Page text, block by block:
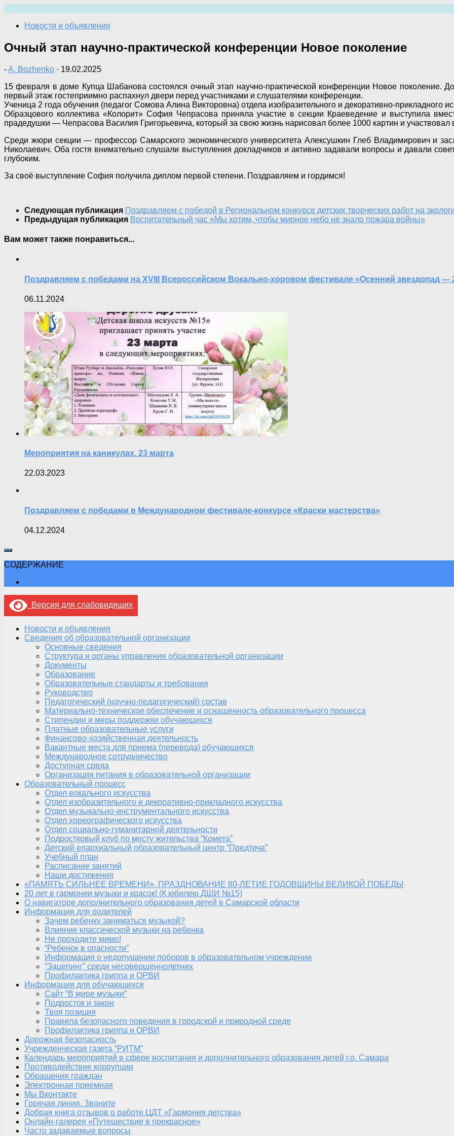
содержимому
Новости и объявления
Очный этап научно-практической конференции Новое поколение
-A. Bozhenko · 19.02.2025
15 февраля в доме Купца Шабанова состоялся очный этап научно-практической конференции Новое поколение.
первый этаж гостеприимно распахнул двери перед участниками и слушателями конференции.
Ученица 2 года обучения (педагог Сомова Алина Викторовна) отдела изобразительного и декоративно-прикладного
Образцового коллектива «Колорит» София Чепрасова приняла участие в секции Краеведение и выступила
прадедушки — Чепрасова Василия Григорьевича, который за свою жизнь нарисовал более 1000 картин и
Среди жюри секции — профессор Самарского экономического университета Алексушкин Глеб Владимирович и
Николаевич. Оба гостя внимательно слушали выступления докладчиков и активно задавали вопросы и давали
глубоким.
За своё выступление София получила диплом первой степени. Поздравляем и гордимся!
Следующая публикация Поздравляем с победой в Региональном конкурсе детских творческих работ на
Предыдущая публикация Воспитательный час «Мы хотим, чтобы мирное небо не знало пожара войны»
Вам может также понравиться...
Поздравляем с победами на XVIII Всероссийском Вокально-хоровом фестивале «Осенний звездопад —
06.11.2024
Мероприятия на каникулах. 23 марта
22.03.2023
Поздравляем с победами в Международном фестивале-конкурсе «Краски мастерства»
04.12.2024
СОДЕРЖАНИЕ
Версия для слабовидящих
Новости и объявления
Сведения об образовательной организации
Основные сведения
Структура и органы управления образовательной организации
Документы
Образование
Образовательные стандарты и требования
Руководство
Педагогический (научно-педагогический) состав
Материально-техническое обеспечение и оснащенность образовательного процесса
Стипендии и меры поддержки обучающихся
Платные образовательные услуги
Финансово-хозяйственная деятельность
Вакантные места для приема (перевода) обучающихся
Международное сотрудничество
Доступная среда
Организация питания в образовательной организации
Образовательный процесс
Отдел вокального искусства
Отдел изобразительного и декоративно-прикладного искусства
Отдел музыкально-инструментального искусства
Отдел хореографического искусства
Отдел социально-гуманитарной деятельности
Подростковый клуб по месту жительства “Комета”
Детский епархиальный образовательный центр “Предтеча”
Учебный план
Расписание занятий
Наши достижения
«ПАМЯТЬ СИЛЬНЕЕ ВРЕМЕНИ», ПРАЗДНОВАНИЕ 80-ЛЕТИЕ ГОДОВЩИНЫ ВЕЛИКОЙ ПОБЕДЫ
20 лет в гармонии музыки и красок! (К юбилею ДШИ №15)
О навигаторе дополнительного образования детей в Самарской области
Информация для родителей
Зачем ребенку заниматься музыкой?
Влияние классической музыки на ребенка
Не проходите мимо!
“Ребенок в опасности”
Информация о недопущении поборов в образовательном учреждении
“Зацепинг” среди несовершеннолетних
Профилактика гриппа и ОРВИ
Информация для обучающихся
Сайт “В мире музыки”
Подросток и закон
Твоя позиция
Правила безопасного поведения в городской и природной среде
Профилактика гриппа и ОРВИ
Дорожная безопасность
Учрежденческая газета “РИТМ”
Календарь мероприятий в сфере воспитания и дополнительного образования детей г.о. Самара
Противодействие коррупции
Обращения граждан
Электронная приемная
Мы Вконтакте
Горячая линия. Звоните
Добрая книга отзывов о работе ЦДТ «Гармония детства»
Онлайн-галерея «Путешествие в прекрасное»
Часто задаваемые вопросы